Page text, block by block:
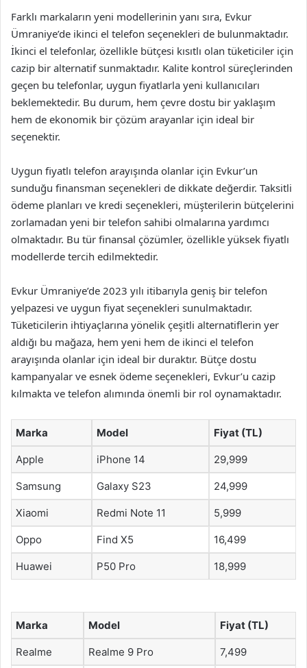
Farklı markaların yeni modellerinin yanı sıra, Evkur
Ümraniye’de ikinci el telefon seçenekleri de bulunmaktadır.
İkinci el telefonlar, özellikle bütçesi kısıtlı olan tüketiciler için
cazip bir alternatif sunmaktadır. Kalite kontrol süreçlerinden
geçen bu telefonlar, uygun fiyatlarla yeni kullanıcıları
beklemektedir. Bu durum, hem çevre dostu bir yaklaşım
hem de ekonomik bir çözüm arayanlar için ideal bir
seçenektir.
Uygun fiyatlı telefon arayışında olanlar için Evkur’un
sunduğu finansman seçenekleri de dikkate değerdir. Taksitli
ödeme planları ve kredi seçenekleri, müşterilerin bütçelerini
zorlamadan yeni bir telefon sahibi olmalarına yardımcı
olmaktadır. Bu tür finansal çözümler, özellikle yüksek fiyatlı
modellerde tercih edilmektedir.
Evkur Ümraniye’de 2023 yılı itibarıyla geniş bir telefon
yelpazesi ve uygun fiyat seçenekleri sunulmaktadır.
Tüketicilerin ihtiyaçlarına yönelik çeşitli alternatiflerin yer
aldığı bu mağaza, hem yeni hem de ikinci el telefon
arayışında olanlar için ideal bir duraktır. Bütçe dostu
kampanyalar ve esnek ödeme seçenekleri, Evkur’u cazip
kılmakta ve telefon alımında önemli bir rol oynamaktadır.
Marka Model Fiyat (TL)
Apple iPhone 14 29,999
Samsung Galaxy S23 24,999
Xiaomi Redmi Note 11 5,999
Oppo Find X5 16,499
Huawei P50 Pro 18,999
Marka Model Fiyat (TL)
Realme Realme 9 Pro 7,499